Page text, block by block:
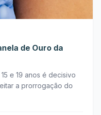
de Ouro da
e 19 anos é decisivo
a prorrogação do